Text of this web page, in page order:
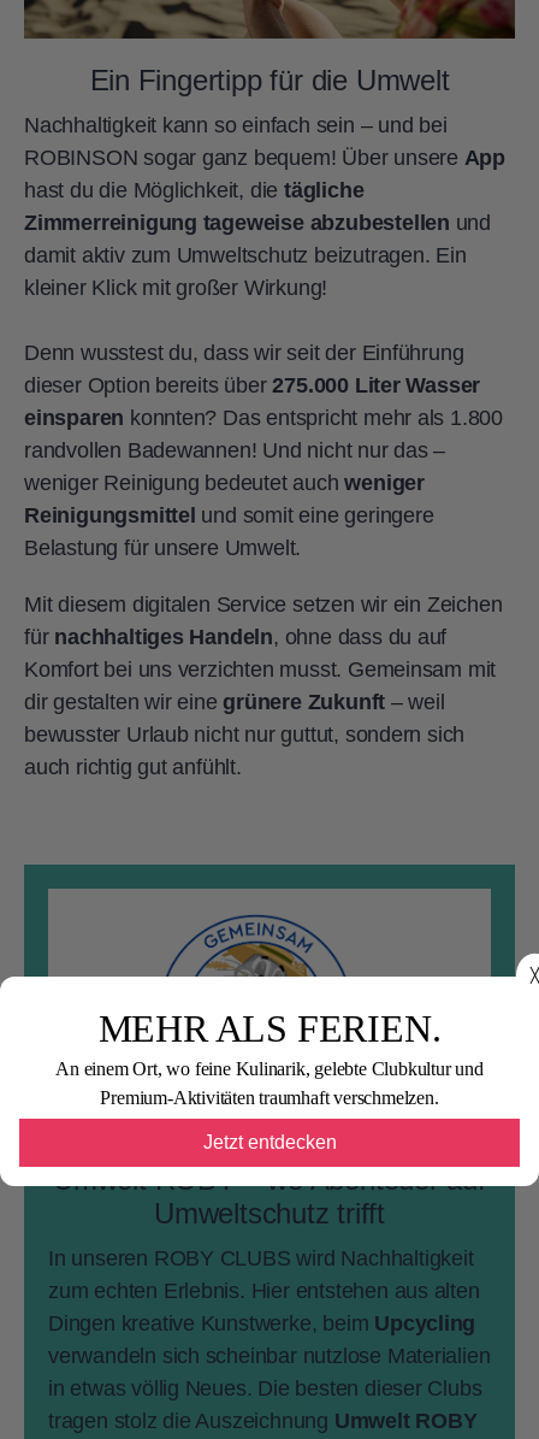
╳
MEHR ALS FERIEN.
An einem Ort, wo feine Kulinarik, gelebte Clubkultur und
Premium-Aktivitäten traumhaft verschmelzen.
Jetzt entdecken
ROBINSON QUINTA DA RIA
ROBINSON SARIGERME PARK
ROBINSON SOMA BAY
Ein Fingertipp für die Umwelt
Nachhaltigkeit kann so einfach sein – und bei
ROBINSON sogar ganz bequem! Über unsere App
hast du die Möglichkeit, die tägliche
Zimmerreinigung tageweise abzubestellen und
damit aktiv zum Umweltschutz beizutragen. Ein
kleiner Klick mit großer Wirkung!
Denn wusstest du, dass wir seit der Einführung
dieser Option bereits über275.000 Liter Wasser
einsparen konnten? Das entspricht mehr als 1.800
randvollen Badewannen! Und nicht nur das –
weniger Reinigung bedeutet auchweniger
Reinigungsmittel und somit eine geringere
Belastung für unsere Umwelt.
Mit diesem digitalen Service setzen wir ein Zeichen
für nachhaltiges Handeln, ohne dass du auf
Komfort bei uns verzichten musst. Gemeinsam mit
dir gestalten wir eine grünere Zukunft – weil
bewusster Urlaub nicht nur guttut, sondern sich
auch richtig gut anfühlt.
Umwelt ROBY – wo Abenteuer auf
Umweltschutz trifft
In unseren ROBY CLUBS wird Nachhaltigkeit
zum echten Erlebnis. Hier entstehen aus alten
Dingen kreative Kunstwerke, beim Upcycling
verwandeln sich scheinbar nutzlose Materialien
in etwas völlig Neues. Die besten dieser Clubs
tragen stolz die Auszeichnung Umwelt ROBY